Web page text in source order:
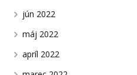
jún 2022
máj 2022
apríl 2022